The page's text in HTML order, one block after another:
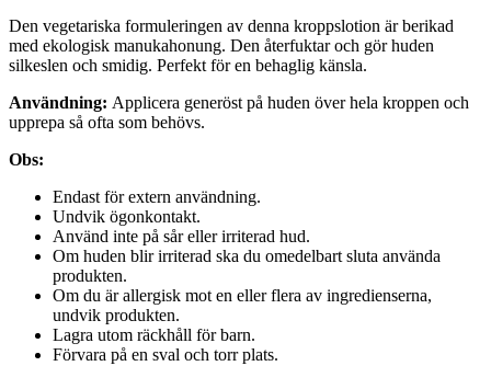
Den vegetariska formuleringen av denna kroppslotion är berikad
med ekologisk manukahonung. Den återfuktar och gör huden
silkeslen och smidig. Perfekt för en behaglig känsla.
Användning: Applicera generöst på huden över hela kroppen och
upprepa så ofta som behövs.
Obs:
Endast för extern användning.
Undvik ögonkontakt.
Använd inte på sår eller irriterad hud.
Om huden blir irriterad ska du omedelbart sluta använda
produkten.
Om du är allergisk mot en eller flera av ingredienserna,
undvik produkten.
Lagra utom räckhåll för barn.
Förvara på en sval och torr plats.